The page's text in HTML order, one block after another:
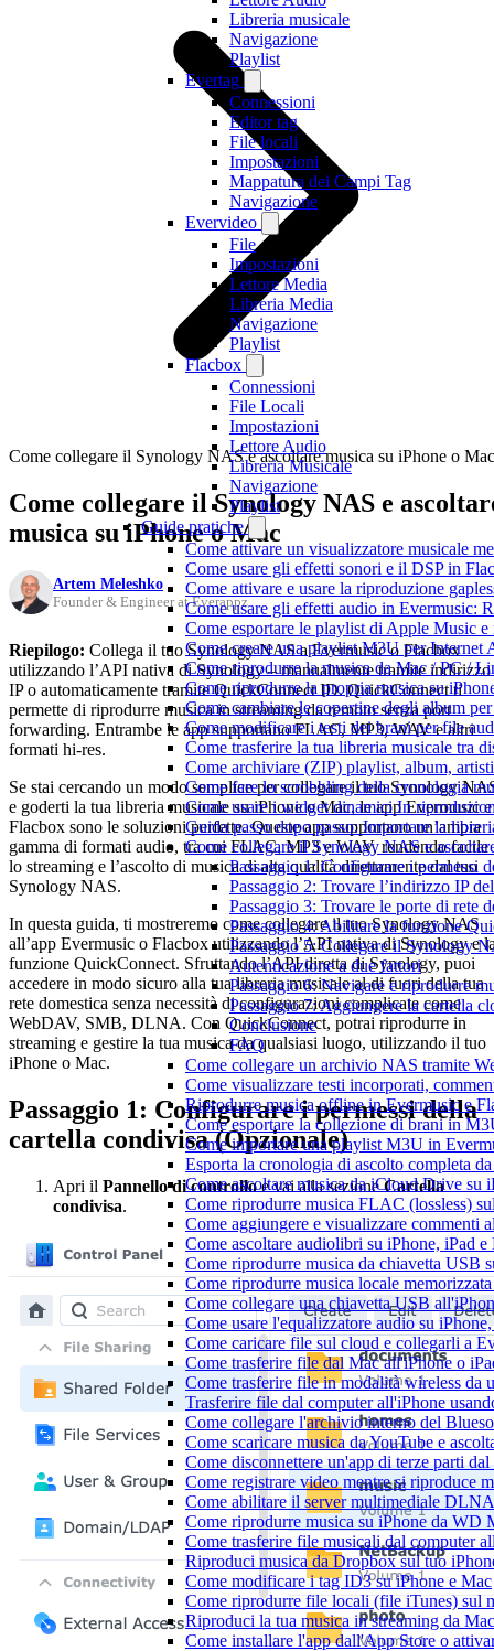
Libreria musicale
Navigazione
Playlist
Evertag
Connessioni
Editor tag
File locali
Impostazioni
Mappatura dei Campi Tag
Navigazione
Evervideo
File
Impostazioni
Lettore Media
Libreria Media
Navigazione
Playlist
Flacbox
Connessioni
File Locali
Impostazioni
Lettore Audio
Libreria Musicale
Navigazione
Playlist
Guide pratiche
Come attivare un visualizzatore musicale
Come usare gli effetti sonori e il DSP in
Come attivare e usare la riproduzione
Come usare gli effetti audio in Evermusic:
Come esportare le playlist di Apple Music
Come creare una playlist M3U per
Come riprodurre la musica da Mac / PC /
Come riprodurre la propria musica su
Come cambiare le copertine degli album
Come modificare i testi dei brani per file
Come trasferire la tua libreria musicale tra
Come archiviare (ZIP) playlist, album,
Come fare lo scrobbling della cronologia
Come usare i widget dinamici In
Guida passo dopo passo: Importare la
Come collegare il Synology NAS e
Passaggio 1: Configurare i permessi
Passaggio 2: Trovare l’indirizzo IP
Passaggio 3: Trovare le porte di rete
Passaggio 4: Abilitare la funzione
Passaggio 5: Collegare il Synology
Autenticazione a due fattori
Passaggio 6: Navigare e riprodurre
Passaggio 7: Aggiungere la cartella
Conclusione
FAQ
Come collegare un archivio NAS tramite
Come visualizzare testi incorporati,
Riprodurre musica offline in Evermusic e
Come esportare la collezione di brani in
Come importare una playlist M3U in
Esporta la cronologia di ascolto completa
Come ascoltare musica da iCloud Drive su
Come riprodurre musica FLAC (lossless)
Come aggiungere e visualizzare commenti
Come ascoltare audiolibri su iPhone, iPad
Come riprodurre musica da chiavetta USB
Come riprodurre musica locale
Come collegare una chiavetta USB
Come usare l'equalizzatore audio su
Come caricare file sul cloud e collegarli a
Come trasferire file dal Mac all'iPhone o
Come trasferire file in modalità wireless da
Trasferire file dal computer all'iPhone
Come collegare l'archivio interno del
Come scaricare musica da YouTube e
Come disconnettere un'app di terze parti
Come registrare video mentre si riproduce
Come abilitare il server multimediale
Come riprodurre musica su iPhone da WD
Come trasferire file musicali dal computer
Riproduci musica da Dropbox sul tuo
Come modificare i tag ID3 su iPhone e Mac
Come riprodurre file locali (file iTunes) sul
Riproduci la tua musica in streaming da
Come installare l'app dall'App Store o
Come collegare il Synology NAS e ascoltare musica su iPhone o Mac
Come collegare il Synology NAS e
musica su iPhone o Mac
Artem Meleshko
Founder & Engineer at Everappz
Riepilogo: Collega il tuo Synology NAS a Evermusic o Flacbox
utilizzando l’API nativa di Synology – manualmente tramite indirizzo
IP o automaticamente tramite QuickConnect ID. QuickConnect ti
permette di riprodurre musica in streaming da remoto senza port
forwarding. Entrambe le app supportano FLAC, MP3, WAV e altri
formati hi-res.
Se stai cercando un modo semplice per collegare il tuo Synology
e goderti la tua libreria musicale su iPhone o Mac, le app Evermusic e
Flacbox sono le soluzioni perfette. Queste app supportano un’ampia
gamma di formati audio, tra cui FLAC, MP3 e WAV, rendendo facile
lo streaming e l’ascolto di musica di alta qualità direttamente dal tuo
Synology NAS.
In questa guida, ti mostreremo come collegare il tuo Synology NAS
all’app Evermusic o Flacbox utilizzando l’API nativa di Synology e
funzione QuickConnect. Sfruttando l’API diretta di Synology, puoi
accedere in modo sicuro alla tua libreria musicale al di fuori della tua
rete domestica senza necessità di configurazioni complicate come
WebDAV, SMB, DLNA. Con QuickConnect, potrai riprodurre in
streaming e gestire la tua musica da qualsiasi luogo, utilizzando il tuo
iPhone o Mac.
Passaggio 1: Configurare i permessi della
cartella condivisa (Opzionale)
Apri il Pannello di controlloe vai alla sezioneCartella
condivisa.